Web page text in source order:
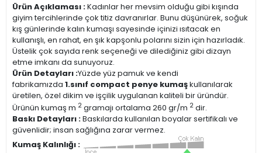
Ürün Açıklaması :Kadınlar her mevsim olduğu gibi kışında
giyim tercihlerinde çok titiz davranırlar. Bunu düşünürek, soğuk
kış günlerinde kalın kumaşı sayesinde içinizi ısıtacak en
kullanışlı, en rahat, en şık kapşonlu polarını sizin için hazırladık.
Üstelik çok sayıda renk seçeneği ve dilediğiniz gibi dizayn
etme imkanı da sunuyoruz.
Ürün Detayları :Yüzde yüz pamuk ve kendi
fabrikamızda 1.sınıf compact penye kumaşkullanılarak
üretilen, özel dikim ve işçilik uygulanan kaliteli bir üründür.
Ürünün kumaş m 2 gramajı ortalama 260 gr/m 2 dir.
Baskı Detayları :Baskılarda kullanılan boyalar sertifikalı ve
güvenlidir; insan sağlığına zarar vermez.
Kumaş Kalınlığı :